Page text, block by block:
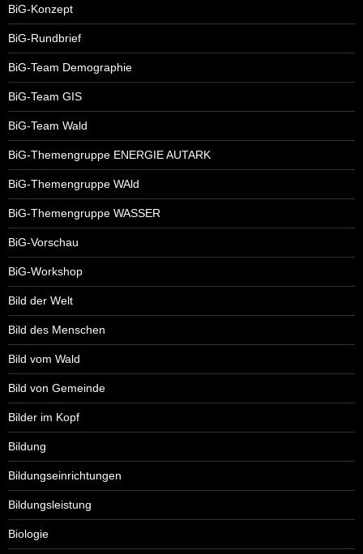
BiG-Konzept
BiG-Rundbrief
BiG-Team Demographie
BiG-Team GIS
BiG-Team Wald
BiG-Themengruppe ENERGIE AUTARK
BiG-Themengruppe WAld
BiG-Themengruppe WASSER
BiG-Vorschau
BiG-Workshop
Bild der Welt
Bild des Menschen
Bild vom Wald
Bild von Gemeinde
Bilder im Kopf
Bildung
Bildungseinrichtungen
Bildungsleistung
Biologie